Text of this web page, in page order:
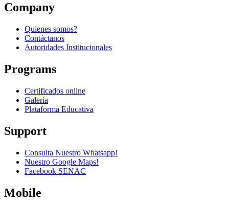
Company
Quienes somos?
Contáctanos
Autoridades Institucionales
Programs
Certificados online
Galería
Plataforma Educativa
Support
Consulta Nuestro Whatsapp!
Nuestro Google Maps!
Facebook SENAC
Mobile